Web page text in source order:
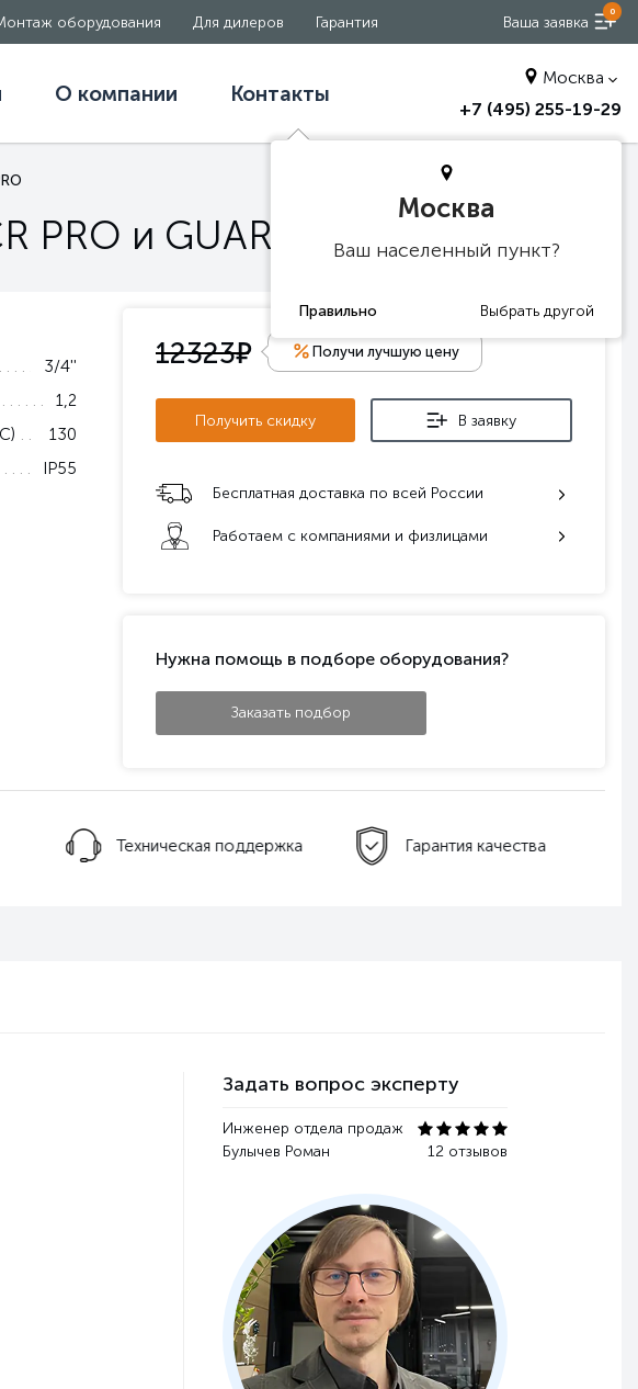
оборудования Для дилеров Гарантия Ваша заявка
0
О компании Контакты
+7 (495) 255-19-29
Москва
Москва
Ваш населенный пункт?
PRO и GUARD PRO
3/4''
1,2
130
IP55
12323е Получи лучшую цену
Получить скидку В заявку
Бесплатная доставка по всей России
Работаем с компаниями и физлицами
Нужна помощь в подборе оборудования?
Заказать подбор
Техническая поддержка Гарантия качества
Задать вопрос эксперту
Инженер отдела продаж
Булычев Роман
12 отзывов